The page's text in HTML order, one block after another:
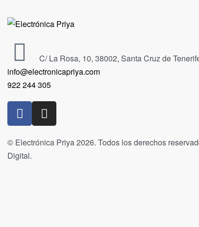
C/ La Rosa, 10, 38002, Santa Cruz de
info@electronicapriya.com
922 244 305
© Electrónica Priya 2026. Todos los derechos
Digital.